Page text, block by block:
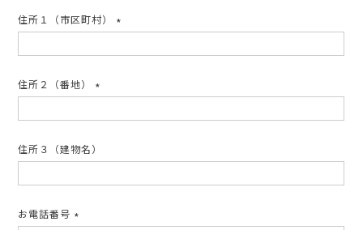
住所１（市区町村）
須)
住所２（番地）
須)
住所３（建物名）
お電話番号